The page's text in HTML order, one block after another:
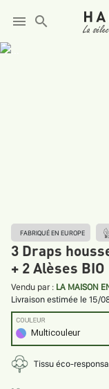
menu search
FABRIQUÉ EN EUROPE
3 Draps
+ 2 Alèses BIO
Vendu par : LA MAISON
Livraison estimée le 15/
Tissu éco-
Multicouleur
COULEUR